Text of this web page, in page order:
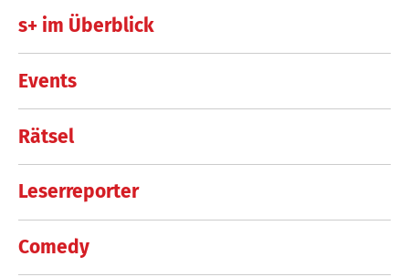
s+ im Überblick
Events
Rätsel
Leserreporter
Comedy